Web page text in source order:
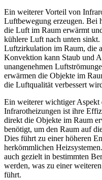
Ein weiterer Vorteil von
Luftbewegung erzeugen. Bei
die Luft im Raum erwärmt
kühlere Luft nach unten
Luftzirkulation im Raum, die
Konvektion kann Staub und
unangenehmen
erwärmen die Objekte im
die Luftqualität verbessert
Ein weiterer wichtiger Aspekt
Infrarotheizungen ist ihre
direkt die Objekte im Raum
benötigt, um den Raum auf
Dies führt zu einer höheren
herkömmlichen
auch gezielt in bestimmten
werden, was zu einer
führt.